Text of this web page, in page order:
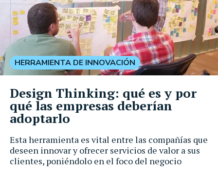
Esta herramienta es vital entre las compañías que
deseen innovar y ofrecer servicios de valor a sus
clientes, poniéndolo en el foco del negocio
HERRAMIENTA DE INNOVACIÓN
Design Thinking: qué es y por
qué las empresas deberían
adoptarlo